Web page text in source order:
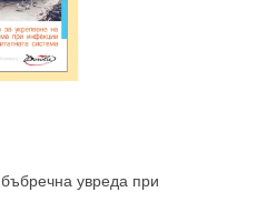
увреда при